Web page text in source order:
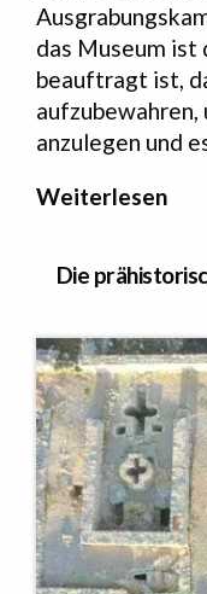
das Museum
beauftragt ist,
anzulegen und
Weiterlesen
Die